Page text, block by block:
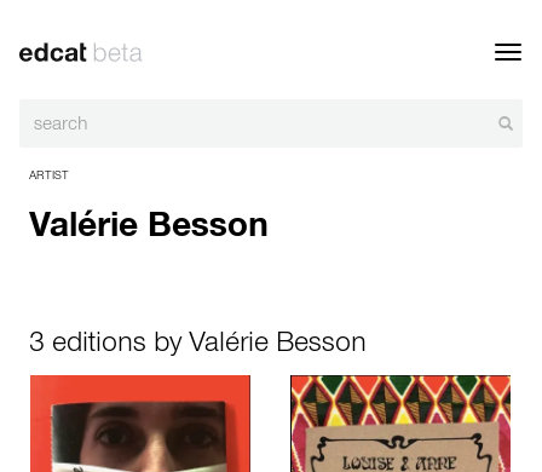
ARTIST
Valérie Besson
3 editions by Valérie Besson